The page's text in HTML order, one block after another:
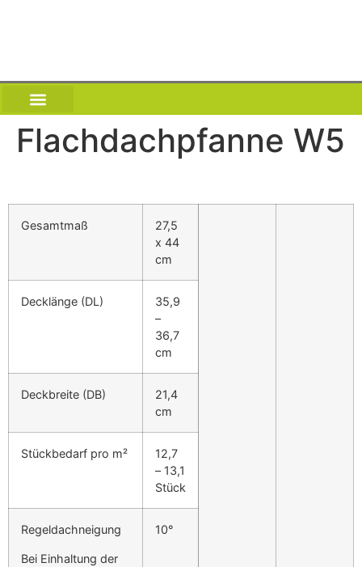
Flachdachpfanne W5
Gesamtmaß
27,5
x 44
cm
Decklänge (DL)
35,9
–
36,7
cm
Deckbreite (DB)
21,4
cm
Stückbedarf pro m²
12,7
– 13,1
Stück
Regeldachneigung
Bei Einhaltung der
10°